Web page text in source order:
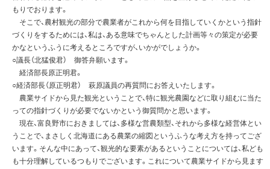
もりでおります。
そこで、農村観光の部分で農業者がこれから何を目指していくかという指針
づくりをするためには、私は、ある意味でちゃんとした計画等々の策定が必要
かなというふうに考えるところですが、いかがでしょうか。
○議長（北猛俊君） 御答弁願います。
経済部長原正明君。
○経済部長（原正明君） 萩原議員の再質問にお答えいたします。
農業サイドから見た観光ということで、特に観光農園などに取り組むに当た
っての指針づくりが必要でないかという御質問かと思います。
現在、富良野市におきましては、多様な営農類型、それから多様な経営体とい
うことで、まさしく北海道にある農業の縮図というふうな考え方を持ってござ
います。そんな中にあって、観光的な要素があるということについては、私ども
も十分理解しているつもりでございます。これについて農業サイドから見ます